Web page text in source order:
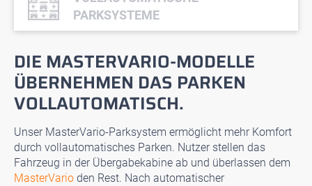
PARKSYSTEME
DIE MASTERVARIO-MODELLE
ÜBERNEHMEN DAS PARKEN
VOLLAUTOMATISCH.
Unser MasterVario-Parksystem ermöglicht mehr Komfort
durch vollautomatisches Parken. Nutzer stellen das
Fahrzeug in der Übergabekabine ab und überlassen dem
MasterVario den Rest. Nach automatischer